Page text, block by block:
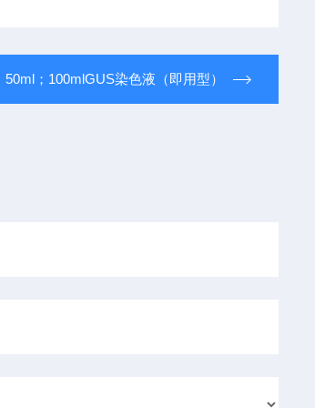
50ml；100mlGUS染色液（即用型）